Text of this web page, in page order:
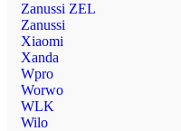
Zanussi ZEL
Zanussi
Xiaomi
Xanda
Wpro
Worwo
WLK
Wilo